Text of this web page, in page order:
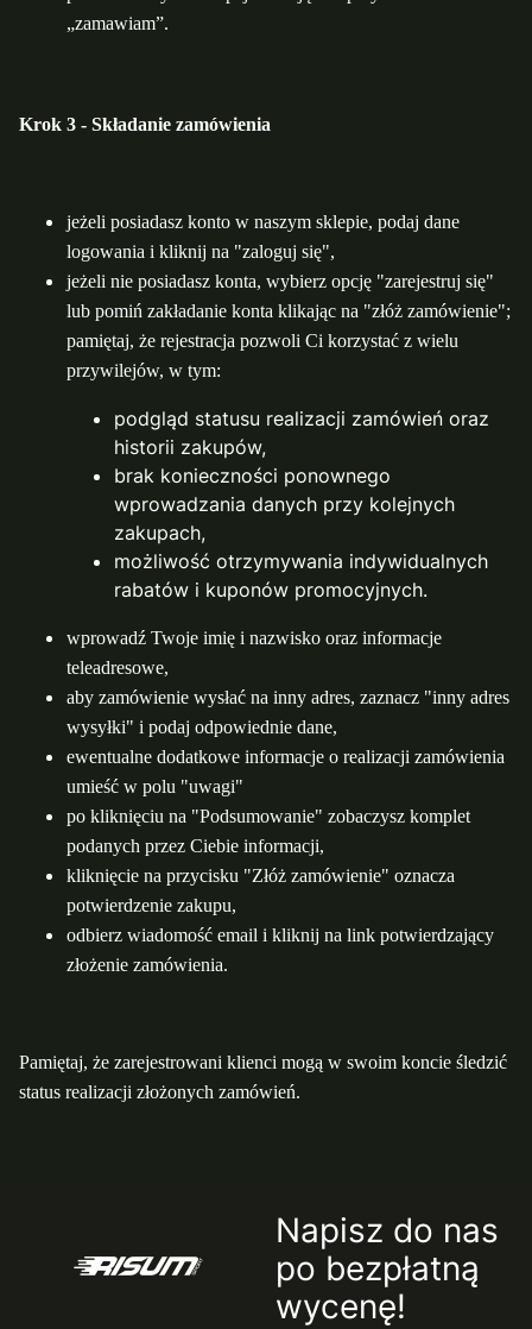
„zamawiam”.
Krok 3 - Składanie zamówienia
jeżeli posiadasz konto w naszym sklepie, podaj dane
logowania i kliknij na "zaloguj się",
jeżeli nie posiadasz konta, wybierz opcję "zarejestruj się"
lub pomiń zakładanie konta klikając na "złóż zamówienie";
pamiętaj, że rejestracja pozwoli Ci korzystać z wielu
przywilejów, w tym:
podgląd statusu realizacji zamówień oraz
historii zakupów,
brak konieczności ponownego
wprowadzania danych przy kolejnych
zakupach,
możliwość otrzymywania indywidualnych
rabatów i kuponów promocyjnych.
wprowadź Twoje imię i nazwisko oraz informacje
teleadresowe,
aby zamówienie wysłać na inny adres, zaznacz "inny adres
wysyłki" i podaj odpowiednie dane,
ewentualne dodatkowe informacje o realizacji zamówienia
umieść w polu "uwagi"
po kliknięciu na "Podsumowanie" zobaczysz komplet
podanych przez Ciebie informacji,
kliknięcie na przycisku "Złóż zamówienie" oznacza
potwierdzenie zakupu,
odbierz wiadomość email i kliknij na link potwierdzający
złożenie zamówienia.
Pamiętaj, że zarejestrowani klienci mogą w swoim koncie śledzić
status realizacji złożonych zamówień.
Napisz do nas
po bezpłatną
wycenę!